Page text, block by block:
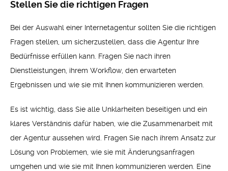
Stellen Sie die richtigen Fragen
Bei der Auswahl einer Internetagentur sollten Sie die richtigen
Fragen stellen, um sicherzustellen, dass die Agentur Ihre
Bedürfnisse erfüllen kann. Fragen Sie nach ihren
Dienstleistungen, ihrem Workflow, den erwarteten
Ergebnissen und wie sie mit Ihnen kommunizieren werden.
Es ist wichtig, dass Sie alle Unklarheiten beseitigen und ein
klares Verständnis dafür haben, wie die Zusammenarbeit mit
der Agentur aussehen wird. Fragen Sie nach ihrem Ansatz zur
Lösung von Problemen, wie sie mit Änderungsanfragen
umgehen und wie sie mit Ihnen kommunizieren werden. Eine